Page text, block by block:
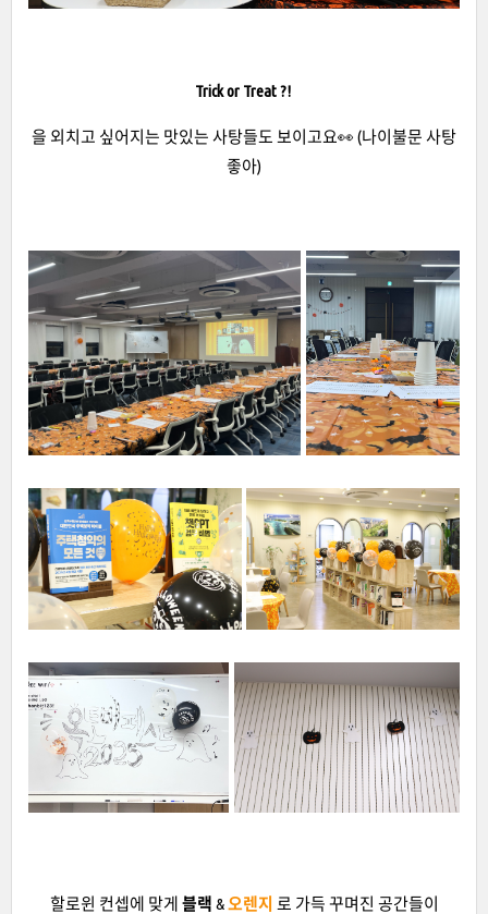
Trick or Treat ?!
을 외치고 싶어지는 맛있는 사탕들도 보이고요👀 (나이불문 사탕
좋아)
할로윈 컨셉에 맞게 블랙 & 오렌지 로 가득 꾸며진 공간들이